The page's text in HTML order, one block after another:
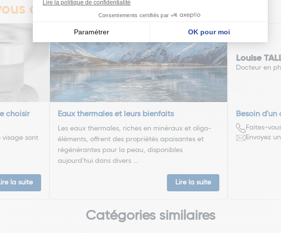
conseillent
choisir
visage sont
la suite
Eaux thermales et leurs bienfaits
Les eaux thermales, riches en minéraux et oligo-
éléments, offrent des propriétés apaisantes et
régénérantes pour la peau, disponibles
aujourd'hui dans divers ...
Lire la suite
Louise
Docteur en
Besoin d'un
Faites-
Envoyez
Catégories similaires